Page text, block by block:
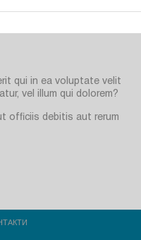
qui in ea voluptate velit
vel illum qui dolorem?
officiis debitis aut rerum